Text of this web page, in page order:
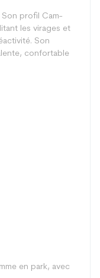
profil Cam-
les virages et
Son
confortable
en park, avec